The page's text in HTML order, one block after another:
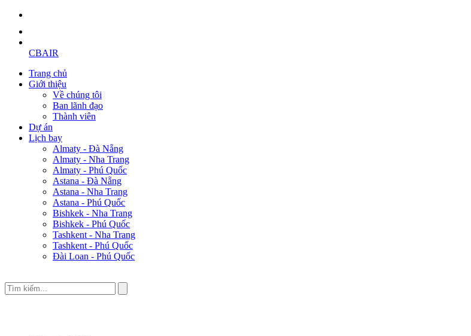
CBAIR
Trang chủ
Giới thiệu
Về chúng tôi
Ban lãnh đạo
Thành viên
Dự án
Lịch bay
Almaty - Đà Nẵng
Almaty - Nha Trang
Almaty - Phú Quốc
Astana - Đà Nẵng
Astana - Nha Trang
Astana - Phú Quốc
Bishkek - Nha Trang
Bishkek - Phú Quốc
Tashkent - Nha Trang
Tashkent - Phú Quốc
Đài Loan - Phú Quốc